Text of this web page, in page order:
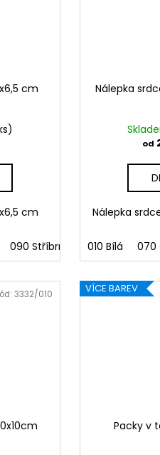
polsky maďarsky
cm
cm
090 Stříbrná 091 Zlatá
Nálepka
od
Nálepka
010 Bílá 070
3332/010 VÍCE BAREV
Packy v